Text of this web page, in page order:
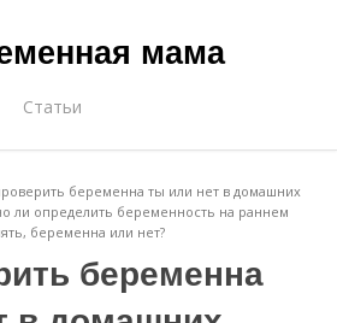
мама
Статьи
беременна ты или нет в домашних
ли определить беременность на раннем
беременна или нет?
беременна